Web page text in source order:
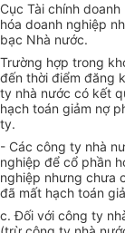
Cục Tài chính
hóa doanh nghiệp
bạc Nhà nước.
Trường hợp trong
đến thời điểm đăng
ty nhà nước có kết
hạch toán giảm nợ
ty.
- Các công ty nhà
nghiệp để cổ phần
nghiệp nhưng chưa
đã mất hạch toán
c. Đối với công ty